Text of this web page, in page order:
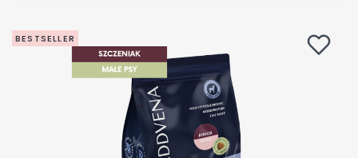
BESTSELLER